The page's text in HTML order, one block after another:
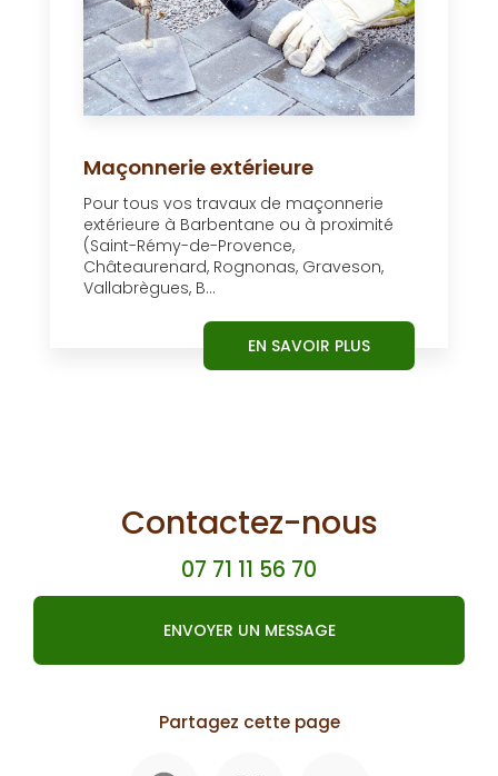
Maçonnerie extérieure
Pour tous vos travaux de maçonnerie
extérieure à Barbentane ou à proximité
(Saint-Rémy-de-Provence,
Châteaurenard, Rognonas, Graveson,
Vallabrègues, B...
EN SAVOIR PLUS
Contactez-nous
07 71 11 56 70
ENVOYER UN MESSAGE
Partagez cette page